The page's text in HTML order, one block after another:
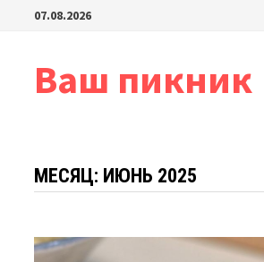
Перейти07.08.2026
Ваш пикник
МЕСЯЦ: ИЮНЬ 2025